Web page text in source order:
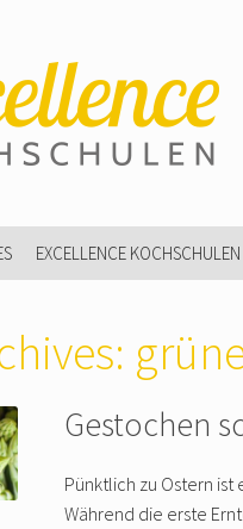
EXCELLENCE KOCHSCHULEN
Gestochen
Pünktlich zu Ostern
Während die erste